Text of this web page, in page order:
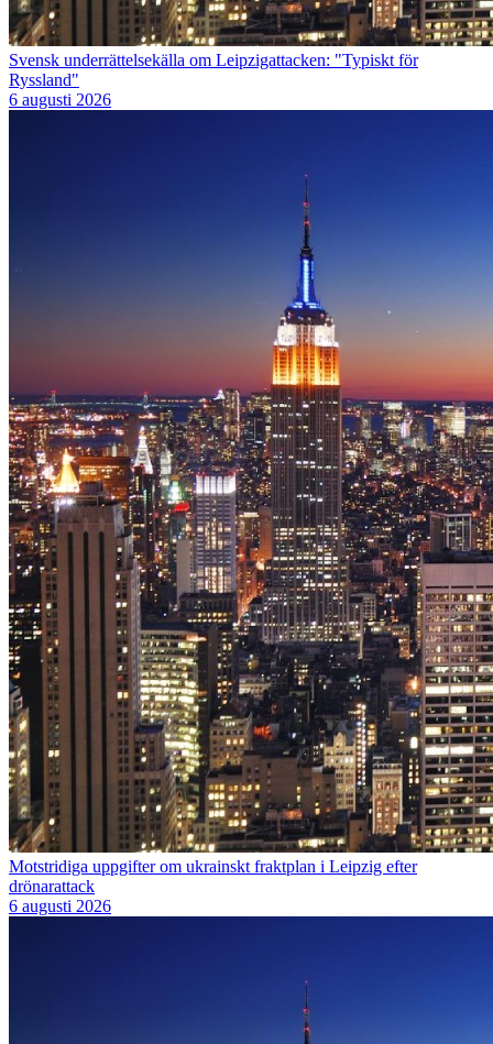
Svensk underrättelsekälla om Leipzigattacken: "Typiskt för
Ryssland"
6 augusti 2026
Motstridiga uppgifter om ukrainskt fraktplan i Leipzig efter
drönarattack
6 augusti 2026